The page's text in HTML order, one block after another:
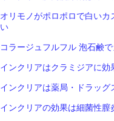
オリモノがポロポロで白い
い
コラージュフルフル 泡石鹸
インクリアはクラミジアに効
インクリアは薬局・ドラッ
インクリアの効果は細菌性膣